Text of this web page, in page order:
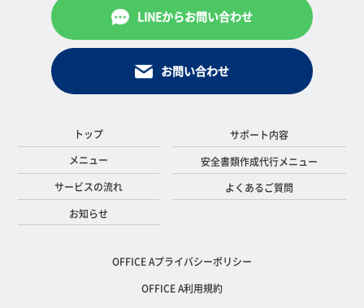
LINEからお問い合わせ
お問い合わせ
トップ
サポート内容
メニュー
安全書類作成代行メニュー
サービスの流れ
よくあるご質問
お知らせ
OFFICE Aプライバシーポリシー
OFFICE A利用規約